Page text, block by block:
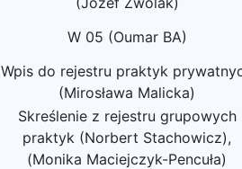
W 05 (Oumar BA)
Wpis do rejestru praktyk
(Mirosława Malicka)
Skreślenie z rejestru grupowych
praktyk (Norbert Stachowicz),
(Monika Maciejczyk-Pencuła)